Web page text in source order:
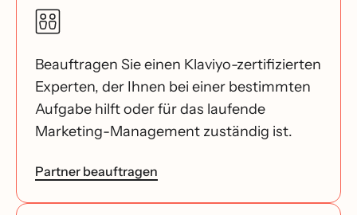
Beauftragen Sie einen Klaviyo-zertifizierten
Experten, der Ihnen bei einer bestimmten
Aufgabe hilft oder für das laufende
Marketing-Management zuständig ist.
Partner beauftragen